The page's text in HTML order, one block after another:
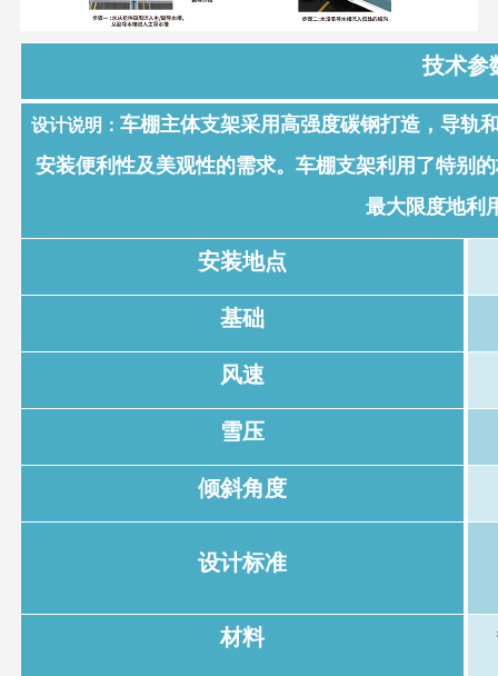
技术参
设计说明： 车棚主体支架采用高强度碳钢打造，导轨
安装便利性及美观性的需求。 车棚支架利用了特别
最大限度地利
安装地点
基础
风速
雪压
倾斜角度
设计标准
材料